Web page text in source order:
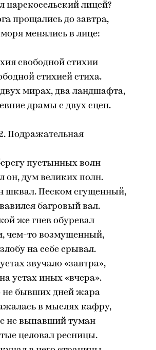
царскосельский лицей?
прощались до завтра,
менялись в лице:
свободной стихии
стихией стиха.
мирах, два ландшафта,
драмы с двух сцен.
Подражательная
пустынных волн
он, дум великих полн.
шквал. Песком сгущенный,
багровый вал.
же гнев обуревал
чем-то возмущенный,
на себе срывал.
звучало «завтра»,
устах иных «вчера».
не бывших дней жара
в мыслях кафру,
не выпавший туман
целовал ресницы.